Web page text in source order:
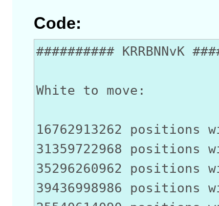
Code:
########## KRRBNNvK
White to move:
16762913262
31359722968
35296260962
39436998986